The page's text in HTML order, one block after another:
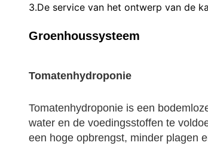
3.De service van het ontwerp van de
Groenhoussysteem
Tomatenhydroponie
Tomatenhydroponie is een
water en de voedingsstoffen te
een hoge opbrengst, minder plagen